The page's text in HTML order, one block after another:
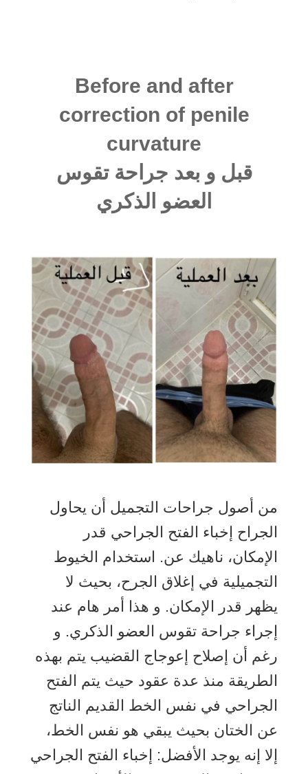
Before and after
correction of penile
curvature
قبل و بعد جراحة تقوس
العضو الذكري
من أصول جراحات التجميل أن يحاول
الجراح إخباء الفتح الجراحي قدر
الإمكان، ناهيك عن. استخدام الخيوط
التجميلية في إغلاق الجرح، بحيث لا
يظهر قدر الإمكان. و هذا أمر هام عند
إجراء جراحة تقوس العضو الذكري. و
رغم أن إصلاح إعوجاج القضيب يتم بهذه
الطريقة منذ عدة عقود حيث يتم الفتح
الجراحي في نفس الخط القديم الناتج
عن الختان بحيث يبقي هو نفس الخط،
إلا إنه يوجد الأفضل: إخباء الفتح الجراحي